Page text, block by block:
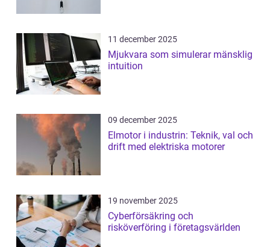
11 december 2025
Mjukvara som simulerar mänsklig
intuition
09 december 2025
Elmotor i industrin: Teknik, val och
drift med elektriska motorer
19 november 2025
Cyberförsäkring och
risköverföring i företagsvärlden